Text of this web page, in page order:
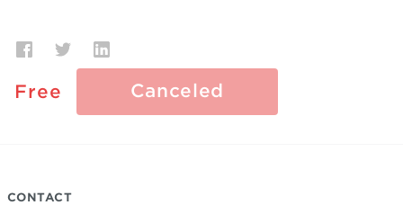
Free Canceled
CONTACT